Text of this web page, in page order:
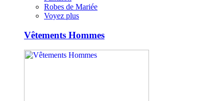
Robes de Mariée
Voyez plus
Vêtements Hommes